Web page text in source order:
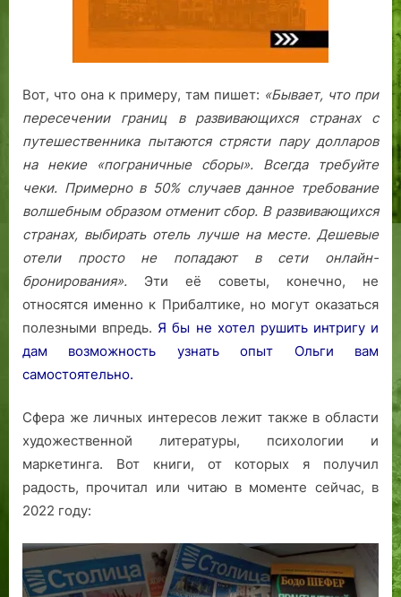
Вот, что она к примеру, там пишет: «Бывает, что при
пересечении границ в развивающихся странах с
путешественника пытаются стрясти пару долларов
на некие «пограничные сборы». Всегда требуйте
чеки. Примерно в 50% случаев данное требование
волшебным образом отменит сбор. В развивающихся
странах, выбирать отель лучше на месте. Дешевые
отели просто не попадают в сети онлайн-
бронирования». Эти её советы, конечно, не
относятся именно к Прибалтике, но могут оказаться
полезными впредь. Я бы не хотел рушить интригу и
дам возможность узнать опыт Ольги вам
самостоятельно.
Сфера же личных интересов лежит также в области
художественной литературы, психологии и
маркетинга. Вот книги, от которых я получил
радость, прочитал или читаю в моменте сейчас, в
2022 году: